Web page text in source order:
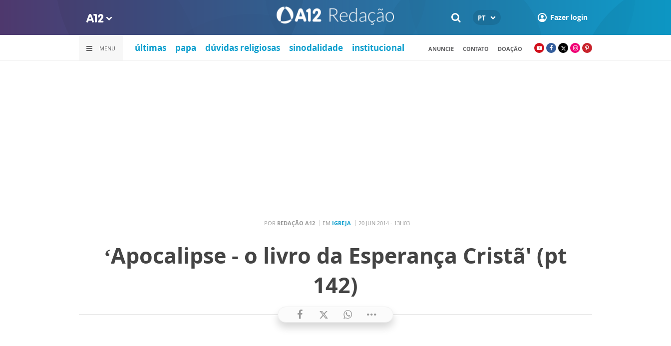
PT Fazer login
MENU últimas papa dúvidas religiosas sinodalidade institucional ANUNCIE CONTATO DOAÇÃO
POR REDAÇÃO A12 EM IGREJA 20 JUN 2014 - 13H03
‘Apocalipse - o livro da Esperança Cristã' (pt
142)